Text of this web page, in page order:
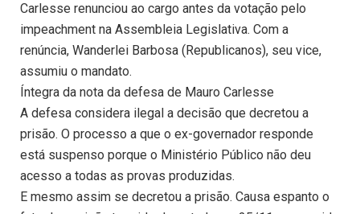
Carlesse renunciou ao cargo antes da votação pelo
impeachment na Assembleia Legislativa. Com a
renúncia, Wanderlei Barbosa (Republicanos), seu vice,
assumiu o mandato.
Íntegra da nota da defesa de Mauro Carlesse
A defesa considera ilegal a decisão que decretou a
prisão. O processo a que o ex-governador responde
está suspenso porque o Ministério Público não deu
acesso a todas as provas produzidas.
E mesmo assim se decretou a prisão. Causa espanto o